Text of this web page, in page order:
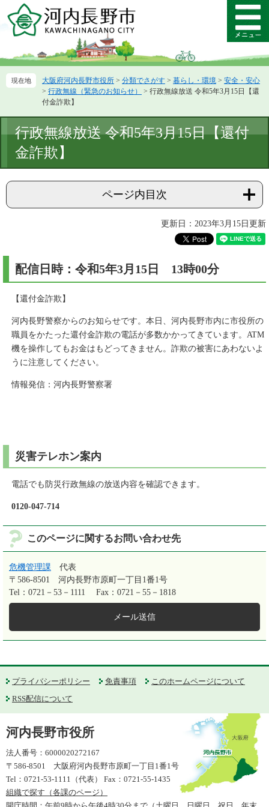
ー
先
ニ
を
本
文
メ
ニ
ー
大阪府河内長野市役所 > 分類でさがす > 暮らし・環境 > 安全・安心
> 行政無線（緊急のお知らせ） > 行政無線放送 令和5年3月15日【還
付金詐欺】
文
行政無線放送 令和5年3月15日【還付
金詐欺】
ページ内目次
更新日：2023年3月15日更新
配信日時：令和5年3月15日 13時00分
【還付金詐欺】
河内長野警察からのお知らせです。本日、河内長野市内に市役所の
職員をかたった還付金詐欺の電話が多数かかってきています。ATM
機を操作してもお金はもどってきません。詐欺の被害にあわないよ
うに注意してください。
情報発信：河内長野警察署
災害テレホン案内
電話でも防災行政無線の放送内容を確認できます。
0120-047-714
このページに関するお問い合わせ先
危機管理課
代表
〒586-8501
河内長野市原町一丁目1番1号
Tel：0721－53－1111
Fax：0721－55－1818
メール送信
プライバシーポリシー 免責事項
このホームページについて
RSS配信について
河内長野市役所
法人番号：6000020272167
〒586-8501 大阪府河内長野市原町一丁目1番1号
Tel：0721-53-1111（代表） Fax：0721-55-1435
組織で探す（各課のページ）